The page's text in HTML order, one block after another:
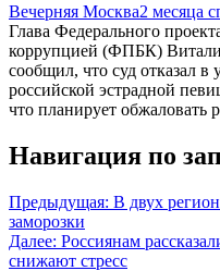
Вечерняя Москва2 месяца
Глава Федерального
коррупцией (ФПБК)
сообщил, что суд отказал в
российской эстрадной
что планирует обжаловать
Навигация по
Предыдущая: В двух
заморозки
Далее: Россиянам
снижают стресс